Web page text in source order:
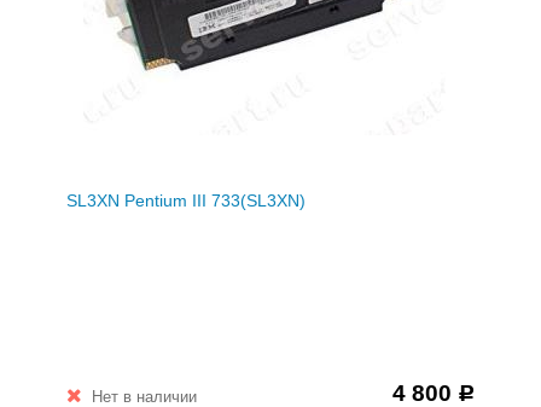
SL3XN Pentium III 733(SL3XN)
Нет в наличии 4 800 Р